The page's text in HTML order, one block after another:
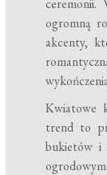
ceremonii.
ogromną
akcenty,
Kwiatowe
trend to
bukietów i